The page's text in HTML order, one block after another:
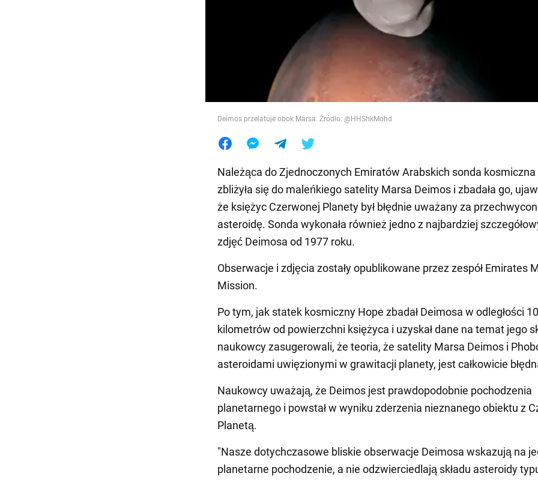
Deimos przelatuje obok Marsa. Źródło: @HHShkMohd
Należąca do Zjednoczonych Emiratów Arabskich sonda kosmiczna
zbliżyła się do maleńkiego satelity Marsa Deimos i zbadała go,
że księżyc Czerwonej Planety był błędnie uważany za
asteroidę. Sonda wykonała również jedno z najbardziej
zdjęć Deimosa od 1977 roku.
Obserwacje i zdjęcia zostały opublikowane przez zespół Emirates
Mission.
Po tym, jak statek kosmiczny Hope zbadał Deimosa w odległości
kilometrów od powierzchni księżyca i uzyskał dane na temat jego
naukowcy zasugerowali, że teoria, że satelity Marsa Deimos i
asteroidami uwięzionymi w grawitacji planety, jest całkowicie
Naukowcy uważają, że Deimos jest prawdopodobnie pochodzenia
planetarnego i powstał w wyniku zderzenia nieznanego obiektu z
Planetą.
"Nasze dotychczasowe bliskie obserwacje Deimosa wskazują na
planetarne pochodzenie, a nie odzwierciedlają składu asteroidy